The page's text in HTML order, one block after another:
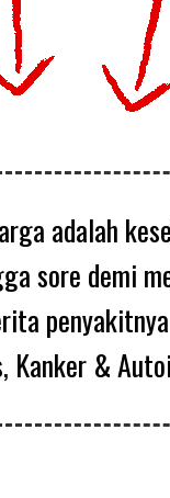
adalah
sore demi
Kanker &